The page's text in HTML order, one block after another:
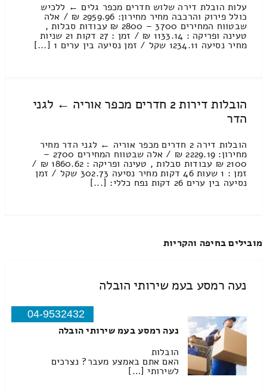
עלות הובלת דירה שלוש חדרים מכפר גלים ← ללכיש
כולל פירוק והרכבה מחיר מחירון: 2959.96 ₪ / אלה
שבטווח המחירים 3700 – 2800 ₪ עבודות סבלות ,
טעינה ופריקה : 1133.14 ₪ / זמן : 27 דקות 21 שניות
מחיר נסיעה 1234.11 שקל / זמן נסיעה בין ערים 1 [...]
הובלות דירות 2 חדרים מכפר אוריה ← לגני
הדר
הובלות דירה 2 חדרים מכפר אוריה ← לגני הדר מחיר
מחירון: 2229.19 ₪ / אלה שבטווח המחירים 2700 –
2100 ₪ עבודות סבלות , טעינה ופריקה : 1860.62 ₪ /
זמן : 1 שעות 46 דקות מחיר נסיעה 302.73 שקל / זמן
נסיעה בין ערים 26 דקות נפח כללי: [...]
מובילים בחיפה והקריות
נעה רמסע בעמ שירותי הובלה
04-9532432
נעה רמסע בעמ שירותי הובלה
הובלות
האם אתם באמצע מעבר? נצרכים
לשירותי […]